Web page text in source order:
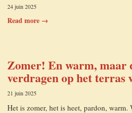
24 juin 2025
Read more →
Zomer! En warm, maar
verdragen op het terras
21 juin 2025
Het is zomer, het is heet, pardon,